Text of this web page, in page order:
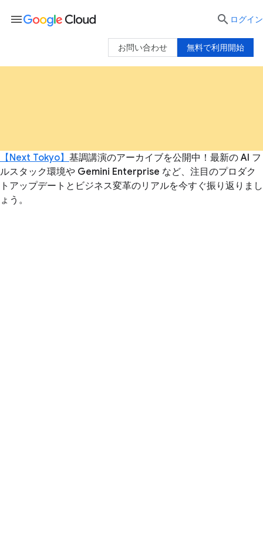
【Next Tokyo】 基調講演のアーカイブを公開中！最新の AI フ
ルスタック環境や Gemini Enterprise など、注目のプロダク
トアップデートとビジネス変革のリアルを今すぐ振り返りまし
ょう。
menu  ログイン
無料で利用開始
お問い合わせ